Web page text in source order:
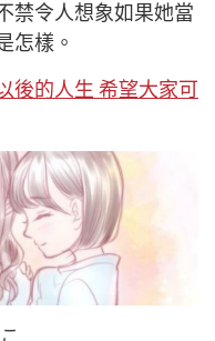
禁令人想象如果她當
怎樣。
後的人生 希望大家可